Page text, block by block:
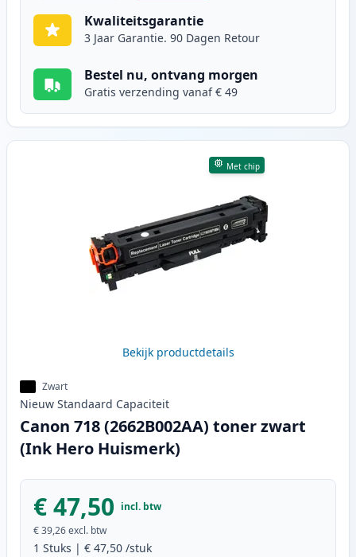
Kwaliteitsgarantie
3 Jaar Garantie. 90 Dagen Retour
Bestel nu, ontvang morgen
Gratis verzending vanaf € 49
Met chip
Bekijk productdetails
Zwart
Nieuw Standaard Capaciteit
Canon 718 (2662B002AA) toner zwart
(Ink Hero Huismerk)
€ 47,50 incl. btw
€ 39,26excl. btw
1 Stuks | € 47,50 /stuk